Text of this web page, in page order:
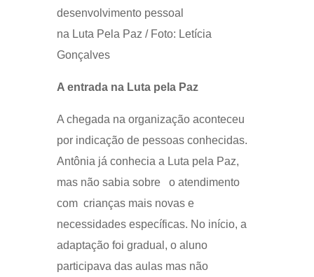
desenvolvimento pessoal
na Luta Pela Paz / Foto: Letícia
Gonçalves
A entrada na Luta pela Paz
A chegada na organização aconteceu
por indicação de pessoas conhecidas.
Antônia já conhecia a Luta pela Paz,
mas não sabia sobre o atendimento
com crianças mais novas e
necessidades específicas. No início, a
adaptação foi gradual, o aluno
participava das aulas mas não